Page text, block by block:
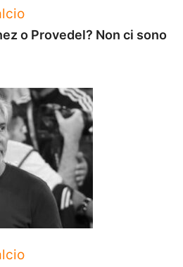
o Provedel? Non ci sono